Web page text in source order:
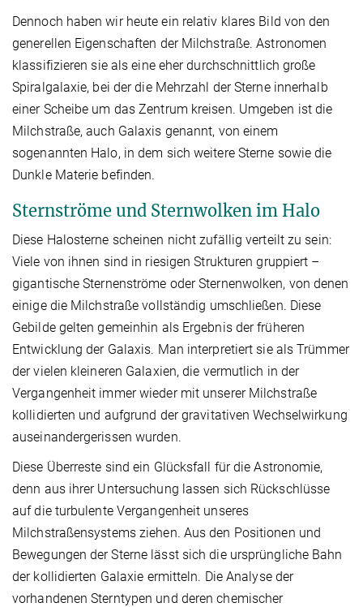
Dennoch haben wir heute ein relativ klares Bild von den
generellen Eigenschaften der Milchstraße. Astronomen
klassifizieren sie als eine eher durchschnittlich große
Spiralgalaxie, bei der die Mehrzahl der Sterne innerhalb
einer Scheibe um das Zentrum kreisen. Umgeben ist die
Milchstraße, auch Galaxis genannt, von einem
sogenannten Halo, in dem sich weitere Sterne sowie die
Dunkle Materie befinden.
Sternströme und Sternwolken im Halo
Diese Halosterne scheinen nicht zufällig verteilt zu sein:
Viele von ihnen sind in riesigen Strukturen gruppiert –
gigantische Sternenströme oder Sternenwolken, von denen
einige die Milchstraße vollständig umschließen. Diese
Gebilde gelten gemeinhin als Ergebnis der früheren
Entwicklung der Galaxis. Man interpretiert sie als Trümmer
der vielen kleineren Galaxien, die vermutlich in der
Vergangenheit immer wieder mit unserer Milchstraße
kollidierten und aufgrund der gravitativen Wechselwirkung
auseinandergerissen wurden.
Diese Überreste sind ein Glücksfall für die Astronomie,
denn aus ihrer Untersuchung lassen sich Rückschlüsse
auf die turbulente Vergangenheit unseres
Milchstraßensystems ziehen. Aus den Positionen und
Bewegungen der Sterne lässt sich die ursprüngliche Bahn
der kollidierten Galaxie ermitteln. Die Analyse der
vorhandenen Sterntypen und deren chemischer